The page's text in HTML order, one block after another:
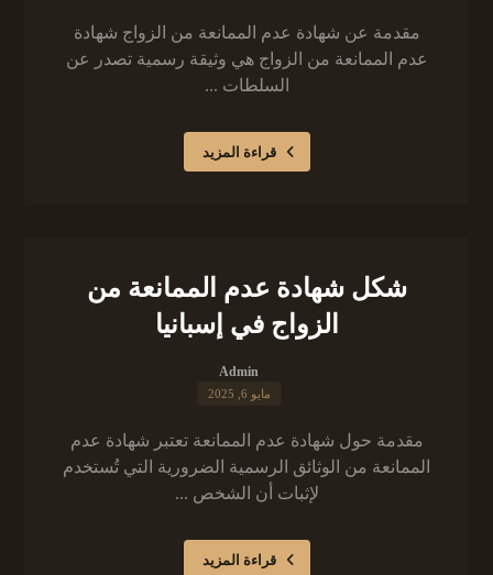
مقدمة عن شهادة عدم الممانعة من الزواج شهادة
عدم الممانعة من الزواج هي وثيقة رسمية تصدر عن
السلطات ...
قراءة المزيد
شكل شهادة عدم الممانعة من
الزواج في إسبانيا
Admin
مايو 6, 2025
مقدمة حول شهادة عدم الممانعة تعتبر شهادة عدم
الممانعة من الوثائق الرسمية الضرورية التي تُستخدم
لإثبات أن الشخص ...
قراءة المزيد